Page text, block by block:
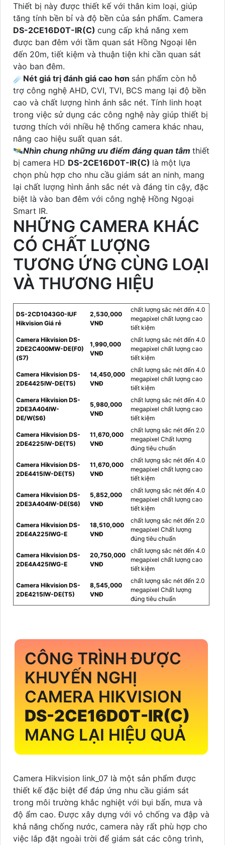
Thiết bị này được thiết kế với thân kim loại, giúp
tăng tính bền bỉ và độ bền của sản phẩm. Camera
DS-2CE16D0T-IR(C) cung cấp khả năng xem
được ban đêm với tầm quan sát Hồng Ngoại lên
đến 20m, tiết kiệm và thuận tiện khi cần quan sát
vào ban đêm.
☄️ Nét giá trị đánh giá cao hơn sản phẩm còn hỗ
trợ công nghệ AHD, CVI, TVI, BCS mang lại độ bền
cao và chất lượng hình ảnh sắc nét. Tính linh hoạt
trong việc sử dụng các công nghệ này giúp thiết bị
tương thích với nhiều hệ thống camera khác nhau,
nâng cao hiệu suất quan sát.
🛰Nhìn chung những ưu điểm đáng quan tâm thiết
bị camera HD DS-2CE16D0T-IR(C) là một lựa
chọn phù hợp cho nhu cầu giám sát an ninh, mang
lại chất lượng hình ảnh sắc nét và đáng tin cậy, đặc
biệt là vào ban đêm với công nghệ Hồng Ngoại
Smart IR.
NHỮNG CAMERA KHÁC
CÓ CHẤT LƯỢNG
TƯƠNG ỨNG CÙNG LOẠI
VÀ THƯƠNG HIỆU
DS-2CD1043G0-IUF
Hikvision Giá rẻ
2,530,000
VNĐ
chất lượng sắc nét đến 4.0
megapixel chất lượng cao
tiết kiệm
Camera Hikvision DS-
2DE2C400MW-DE(F0)
(S7)
1,990,000
VNĐ
chất lượng sắc nét đến 4.0
megapixel chất lượng cao
tiết kiệm
Camera Hikvision DS-
2DE4425IW-DE(T5)
14,450,000
VNĐ
chất lượng sắc nét đến 4.0
megapixel chất lượng cao
tiết kiệm
Camera Hikvision DS-
2DE3A404IW-
DE/W(S6)
5,980,000
VNĐ
chất lượng sắc nét đến 4.0
megapixel chất lượng cao
tiết kiệm
Camera Hikvision DS-
2DE4225IW-DE(T5)
11,670,000
VNĐ
chất lượng sắc nét đến 2.0
megapixel Chất lượng
đúng tiêu chuẩn
Camera Hikvision DS-
2DE4415IW-DE(T5)
11,670,000
VNĐ
chất lượng sắc nét đến 4.0
megapixel chất lượng cao
tiết kiệm
Camera Hikvision DS-
2DE3A404IW-DE(S6)
5,852,000
VNĐ
chất lượng sắc nét đến 4.0
megapixel chất lượng cao
tiết kiệm
Camera Hikvision DS-
2DE4A225IWG-E
18,510,000
VNĐ
chất lượng sắc nét đến 2.0
megapixel Chất lượng
đúng tiêu chuẩn
Camera Hikvision DS-
2DE4A425IWG-E
20,750,000
VNĐ
chất lượng sắc nét đến 4.0
megapixel chất lượng cao
tiết kiệm
Camera Hikvision DS-
2DE4215IW-DE(T5)
8,545,000
VNĐ
chất lượng sắc nét đến 2.0
megapixel Chất lượng
đúng tiêu chuẩn
CÔNG TRÌNH ĐƯỢC
KHUYẾN NGHỊ
CAMERA HIKVISION
DS-2CE16D0T-IR(C)
MANG LẠI HIỆU QUẢ
Camera Hikvision link_07 là một sản phẩm được
thiết kế đặc biệt để đáp ứng nhu cầu giám sát
trong môi trường khắc nghiệt với bụi bẩn, mưa và
độ ẩm cao. Được xây dựng với vỏ chống va đập và
khả năng chống nước, camera này rất phù hợp cho
việc lắp đặt ngoài trời để giám sát các công trình,